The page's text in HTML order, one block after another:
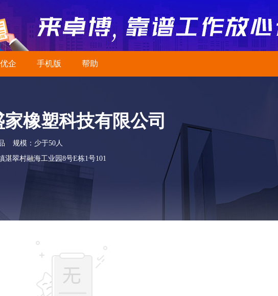
优企 手机版 帮助
橡塑科技有限公司
规模：少于50人
湛翠村融海工业园8号E栋1号101